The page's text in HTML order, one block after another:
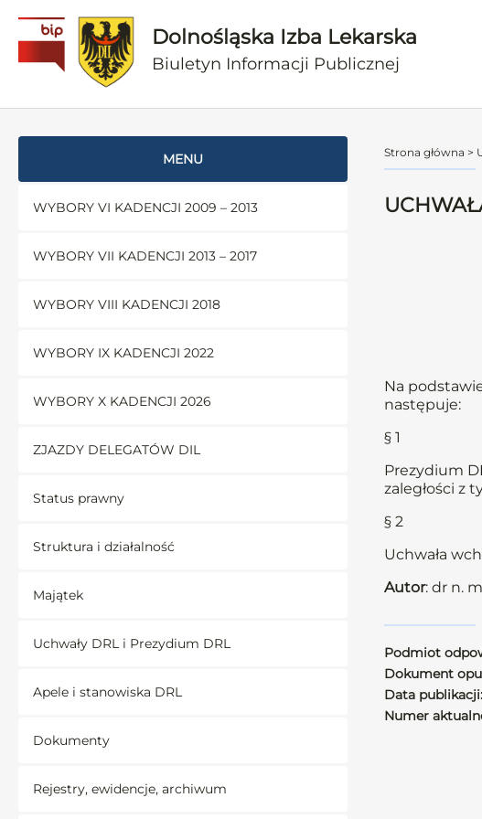
Dolnośląska Izba Lekarska
Biuletyn Informacji Publicznej
MENU
WYBORY VI KADENCJI 2009 – 2013
WYBORY VII KADENCJI 2013 – 2017
WYBORY VIII KADENCJI 2018
WYBORY IX KADENCJI 2022
WYBORY X KADENCJI 2026
ZJAZDY DELEGATÓW DIL
Status prawny
Struktura i działalność
Majątek
Uchwały DRL i Prezydium DRL
Apele i stanowiska DRL
Dokumenty
Rejestry, ewidencje, archiwum
Strona główna >
Na
następuje:
§ 1
Prezydium
zaległości z
§ 2
Uchwała
Autor: dr n.
Podmiot
Dokument
Data publikacji:
Numer